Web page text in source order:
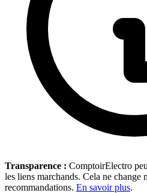
Transparence : ComptoirElectro
les liens marchands. Cela ne
recommandations. En savoir plus.